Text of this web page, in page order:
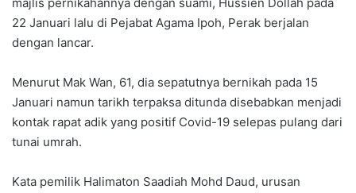
22 Januari lalu di Pejabat Agama Ipoh, Perak berjalan
dengan lancar.
Menurut Mak Wan, 61, dia sepatutnya bernikah pada 15
Januari namun tarikh terpaksa ditunda disebabkan menjadi
kontak rapat adik yang positif Covid-19 selepas pulang dari
tunai umrah.
Kata pemilik Halimaton Saadiah Mohd Daud, urusan